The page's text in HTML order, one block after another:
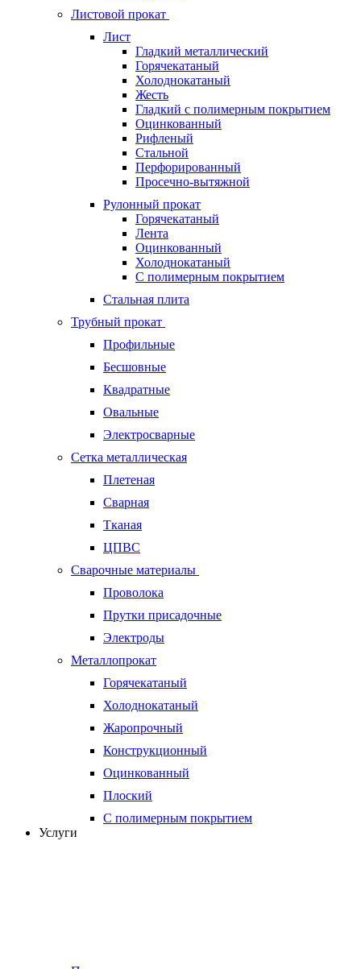
Листовой прокат
Лист
Гладкий металлический
Горячекатаный
Холоднокатаный
Жесть
Гладкий с полимерным покрытием
Оцинкованный
Рифленый
Стальной
Перфорированный
Просечно-вытяжной
Рулонный прокат
Горячекатаный
Лента
Оцинкованный
Холоднокатаный
С полимерным покрытием
Стальная плита
Трубный прокат
Профильные
Бесшовные
Квадратные
Овальные
Электросварные
Сетка металлическая
Плетеная
Сварная
Тканая
ЦПВС
Сварочные материалы
Проволока
Прутки присадочные
Электроды
Металлопрокат
Горячекатаный
Холоднокатаный
Жаропрочный
Конструкционный
Оцинкованный
Плоский
С полимерным покрытием
Услуги